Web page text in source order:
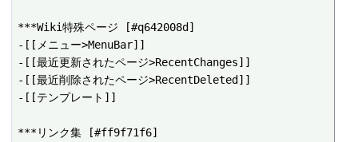
***Wiki特殊ページ [#q642008d]
-[[メニュー>MenuBar]]
-[[最近更新されたページ>RecentChanges]]
-[[最近削除されたページ>RecentDeleted]]
-[[テンプレート]]
***リンク集 [#ff9f71f6]